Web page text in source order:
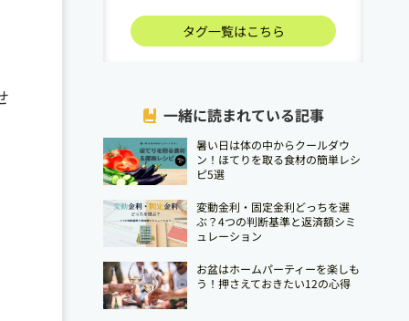
タグ一覧はこちら
一緒に読まれている記事
暑い日は体の中からクールダウ
ン！ほてりを取る食材の簡単レシ
ピ5選
変動金利・固定金利どっちを選
ぶ？4つの判断基準と返済額シミ
ュレーション
お盆はホームパーティーを楽しも
う！押さえておきたい12の心得